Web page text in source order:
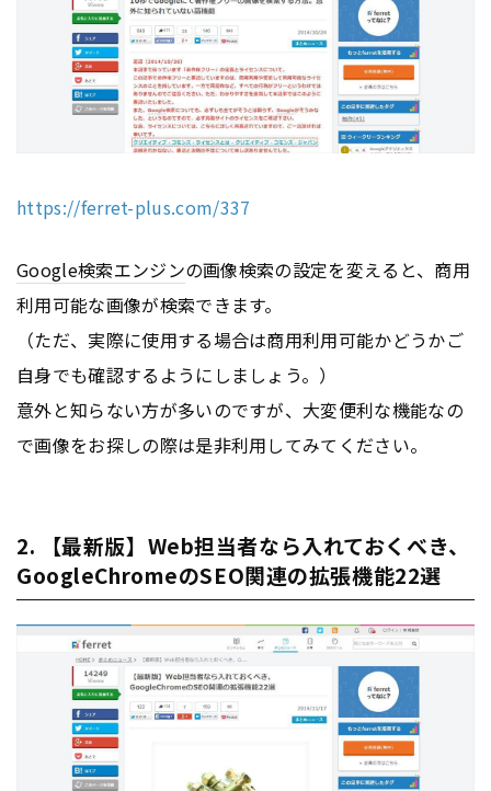
https://ferret-plus.com/337
Google検索エンジンの画像検索の設定を変えると、商用
利用可能な画像が検索できます。
（ただ、実際に使用する場合は商用利用可能かどうかご
自身でも確認するようにしましょう。）
意外と知らない方が多いのですが、大変便利な機能なの
で画像をお探しの際は是非利用してみてください。
2. 【最新版】Web担当者なら入れておくべき、
GoogleChromeのSEO関連の拡張機能22選